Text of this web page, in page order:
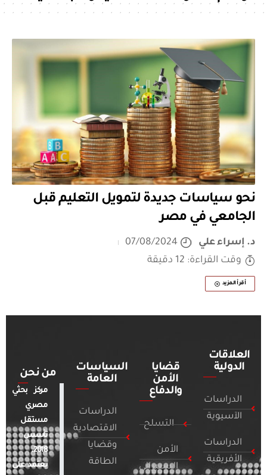
نحو سياسات جديدة لتمويل التعليم قبل
الجامعي في مصر
د. إسراء علي
07/08/2024
وقت القراءة: 12 دقيقة
أقرأ المزيد
العلاقات
الدولية
الدراسات
الآسيوية
الدراسات
الأفريقية
قضايا
الأمن
والدفاع
التسلح
الأمن
السيبراني
السياسات
العامة
الدراسات
الاقتصادية
وقضايا
الطاقة
من نحن
مركز بحثي
مصري
مستقل
تأسس
2018.
يعتمد على